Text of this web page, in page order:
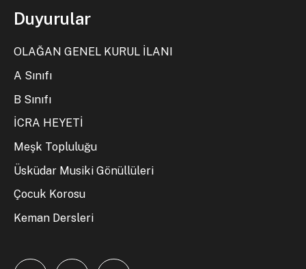
Duyurular
OLAĞAN GENEL KURUL İLANI
A Sınıfı
B Sınıfı
İCRA HEYETİ
Meşk Topluluğu
Üsküdar Musiki Gönüllüleri
Çocuk Korosu
Keman Dersleri